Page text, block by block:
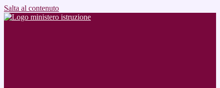
Salta al contenuto